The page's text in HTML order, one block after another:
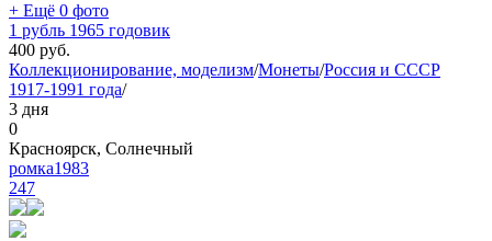
+ Ещё 0 фото
1 рубль 1965 годовик
400 руб.
Коллекционирование, моделизм/Монеты/Россия и СССР
1917-1991 года/
3 дня
0
Красноярск, Солнечный
ромка1983
247